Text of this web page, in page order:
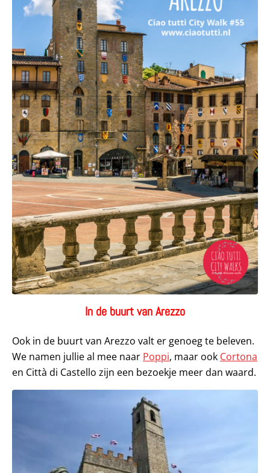
In de buurt van Arezzo
Ook in de buurt van Arezzo valt er genoeg te beleven.
We namen jullie al mee naar Poppi, maar ook Cortona
en Città di Castello zijn een bezoekje meer dan waard.